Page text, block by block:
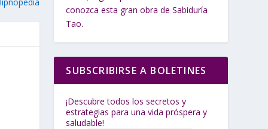
conozca esta gran obra de Sabiduría
Tao.
SUBSCRIBIRSE A BOLETINES
¡Descubre todos los secretos y
estrategias para una vida próspera y
saludable!